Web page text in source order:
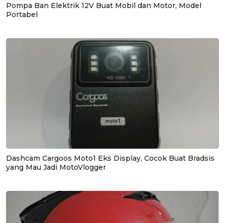
Pompa Ban Elektrik 12V Buat Mobil dan Motor, Model
Portabel
Dashcam Cargoos Moto1 Eks Display, Cocok Buat Bradsis
yang Mau Jadi MotoVlogger